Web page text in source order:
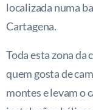
localizada numa
Cartagena.
Toda esta zona
quem gosta de
montes e levam o